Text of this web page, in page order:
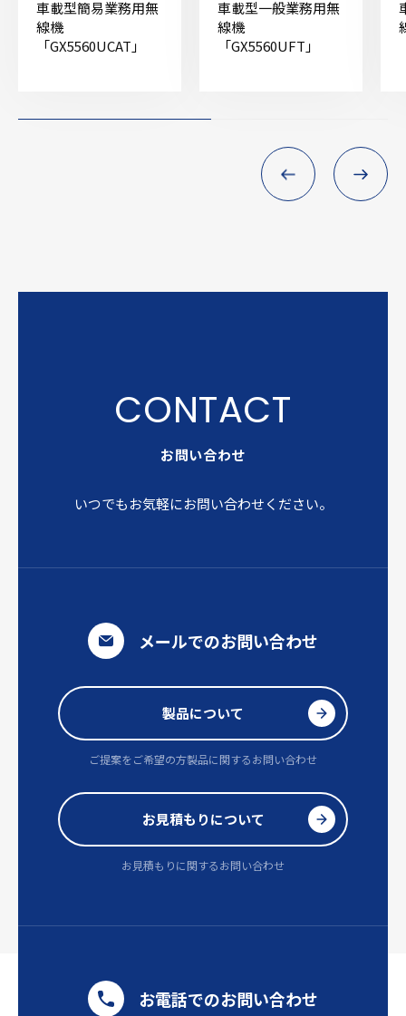
車載型簡易業務用無
線機
「GX5560UCAT」
車載型一般業務用無
線機
「GX5560UFT」
お問い合わせ
いつでもお気軽にお問い合わせください。
メールでのお問い合わせ
製品について
ご提案をご希望の方製品に関するお問い合わせ
お見積もりについて
お見積もりに関するお問い合わせ
お電話でのお問い合わせ